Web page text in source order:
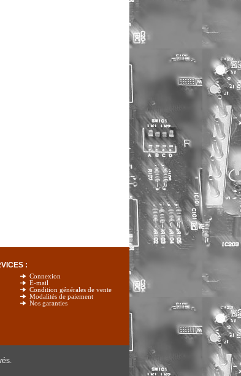
:
Connexion
E-mail
Condition générales de vente
Modalités de paiement
Nos garanties